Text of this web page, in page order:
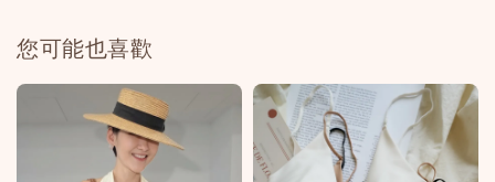
您可能也喜歡